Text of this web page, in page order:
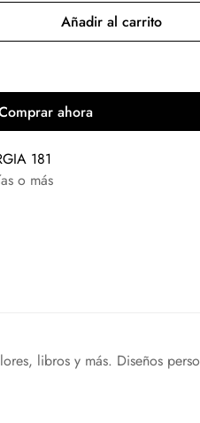
Añadir al carrito
ahora
181
o más
libros y más. Diseños